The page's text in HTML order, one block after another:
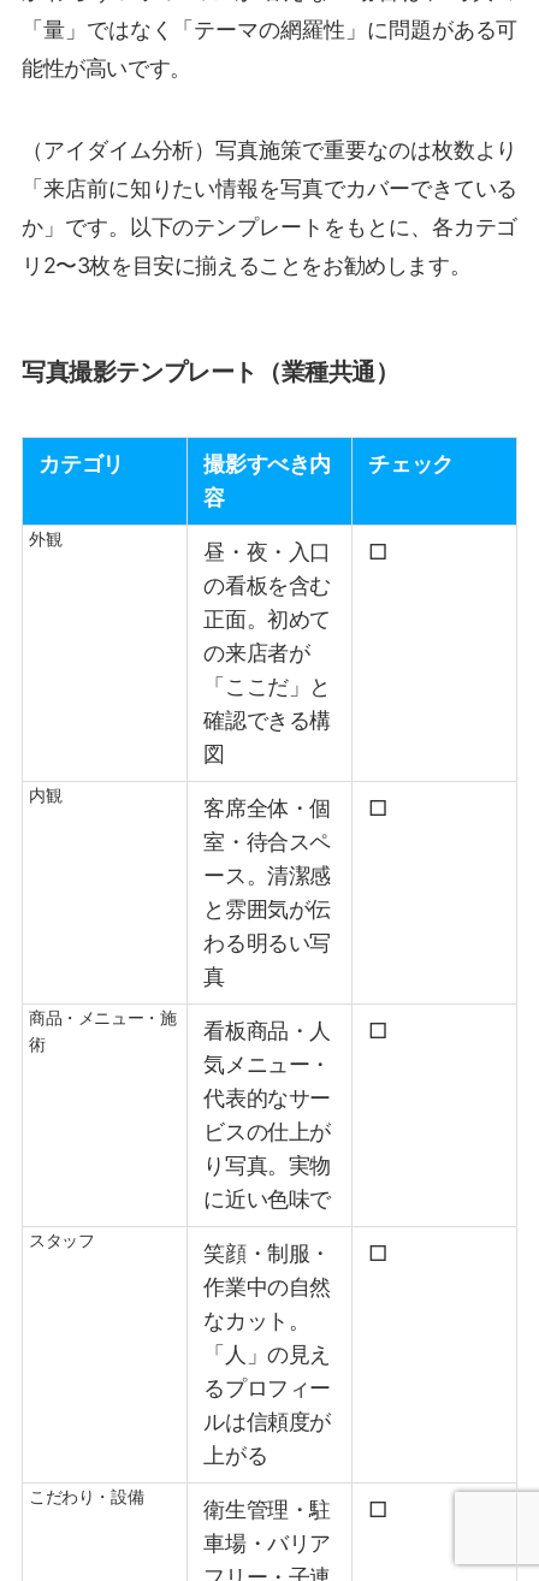
「量」ではなく「テーマの網羅性」に問題がある可
能性が高いです。
（アイダイム分析）写真施策で重要なのは枚数より
「来店前に知りたい情報を写真でカバーできている
か」です。以下のテンプレートをもとに、各カテゴ
リ2〜3枚を目安に揃えることをお勧めします。
写真撮影テンプレート（業種共通）
カテゴリ
撮影すべき内
容
チェック
外観
昼・夜・入口
の看板を含む
正面。初めて
の来店者が
「ここだ」と
確認できる構
図
□
内観
客席全体・個
室・待合スペ
ース。清潔感
と雰囲気が伝
わる明るい写
真
□
商品・メニュー・施
術
看板商品・人
気メニュー・
代表的なサー
ビスの仕上が
り写真。実物
に近い色味で
□
スタッフ
笑顔・制服・
作業中の自然
なカット。
「人」の見え
るプロフィー
ルは信頼度が
上がる
□
こだわり・設備
衛生管理・駐
車場・バリア
□